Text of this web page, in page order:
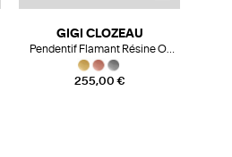
255,00 €
GIGI CLOZEAU
Pendentif Flamant Résine Or
Rose